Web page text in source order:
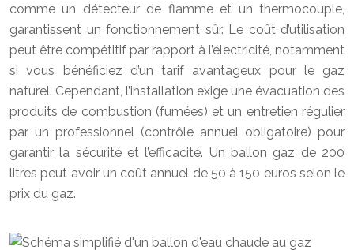
comme un détecteur de flamme et un thermocouple,
garantissent un fonctionnement sûr. Le coût d’utilisation
peut être compétitif par rapport à l’électricité, notamment
si vous bénéficiez d’un tarif avantageux pour le gaz
naturel. Cependant, l’installation exige une évacuation des
produits de combustion (fumées) et un entretien régulier
par un professionnel (contrôle annuel obligatoire) pour
garantir la sécurité et l’efficacité. Un ballon gaz de 200
litres peut avoir un coût annuel de 50 à 150 euros selon le
prix du gaz.